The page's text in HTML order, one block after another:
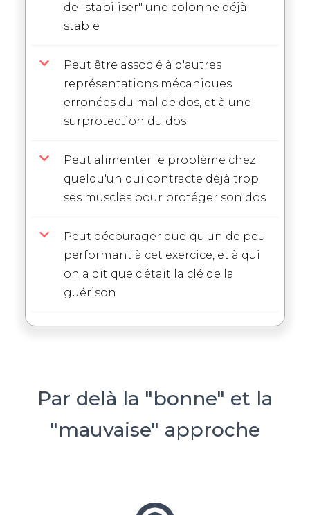
de "stabiliser" une colonne déjà
stable
Peut être associé à d'autres
représentations mécaniques
erronées du mal de dos, et à une
surprotection du dos
Peut alimenter le problème chez
quelqu'un qui contracte déjà trop
ses muscles pour protéger son dos
Peut décourager quelqu'un de peu
performant à cet exercice, et à qui
on a dit que c'était la clé de la
guérison
Par delà la "bonne" et la
"mauvaise" approche